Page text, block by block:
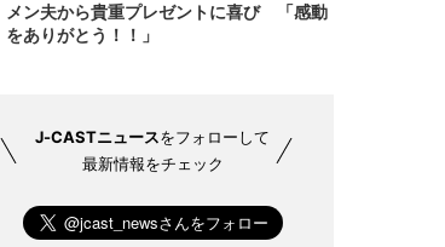
メン夫から貴重プレゼントに喜び 「感動
をありがとう！！」
J-CASTニュースをフォローして
最新情報をチェック